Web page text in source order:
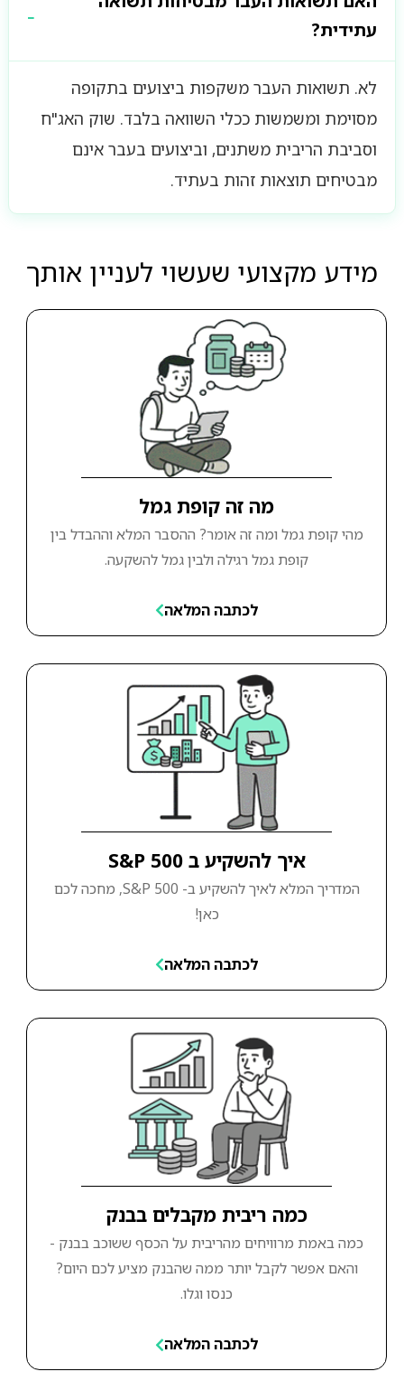
עתידית?
לא. תשואות העבר משקפות ביצועים בתקופה
מסוימת ומשמשות ככלי השוואה בלבד. שוק האג"ח
וסביבת הריבית משתנים, וביצועים בעבר אינם
מבטיחים תוצאות זהות בעתיד.
מידע מקצועי שעשוי לעניין אותך
מה זה קופת גמל
מהי קופת גמל ומה זה אומר? ההסבר המלא וההבדל בין
קופת גמל רגילה ולבין גמל להשקעה.
לכתבה המלאה
איך להשקיע ב S&P 500
המדריך המלא לאיך להשקיע ב- S&P 500, מחכה לכם
כאן!
לכתבה המלאה
כמה ריבית מקבלים בבנק
כמה באמת מרוויחים מהריבית על הכסף ששוכב בבנק -
והאם אפשר לקבל יותר ממה שהבנק מציע לכם היום?
כנסו וגלו.
לכתבה המלאה